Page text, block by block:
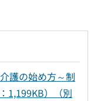
護の始め方～制
1,199KB）（別